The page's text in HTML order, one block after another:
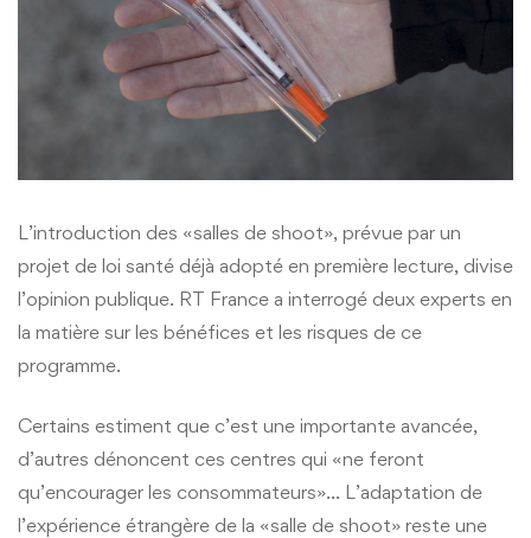
L’introduction des «salles de shoot», prévue par un
projet de loi santé déjà adopté en première lecture, divise
l’opinion publique. RT France a interrogé deux experts en
la matière sur les bénéfices et les risques de ce
programme.
Certains estiment que c’est une importante avancée,
d’autres dénoncent ces centres qui «ne feront
qu’encourager les consommateurs»… L’adaptation de
l’expérience étrangère de la «salle de shoot» reste une